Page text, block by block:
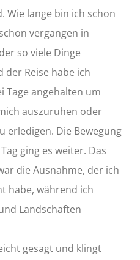
Wie lange bin ich schon
vergangen in
so viele Dinge
der Reise habe ich
Tage angehalten um
auszuruhen oder
erledigen. Die Bewegung
ging es weiter. Das
die Ausnahme, der ich
habe, während ich
Landschaften
gesagt und klingt